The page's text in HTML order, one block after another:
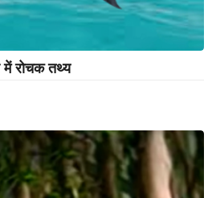
में रोचक तथ्य